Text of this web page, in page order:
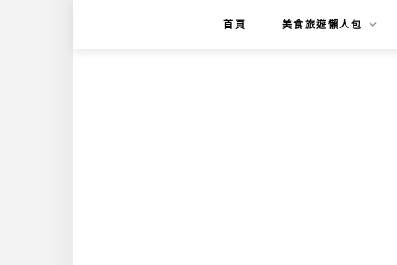
首頁 美食旅遊懶人包